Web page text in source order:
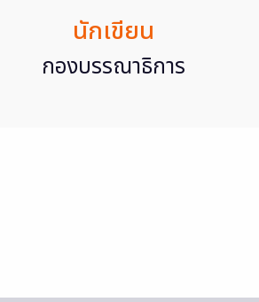
นักเขียน
กองบรรณาธิการ